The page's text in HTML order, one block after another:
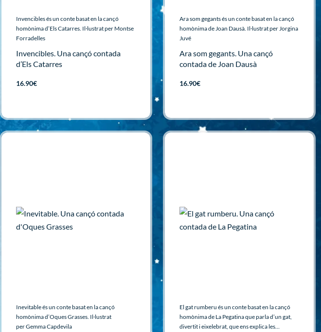
Invencibles és un conte basat en la cançó
homònima d’Els Catarres. Il·lustrat per Montse
Forradelles
Invencibles. Una cançó contada
d’Els Catarres
16.90€
Ara som gegants és un conte basat en la cançó
homònima de Joan Dausà. Il·lustrat per Jorgina
Juvé
Ara som gegants. Una cançó
contada de Joan Dausà
16.90€
Inevitable és un conte basat en la cançó
homònima d’Oques Grasses. Il·lustrat
per Gemma Capdevila
El gat rumberu és un conte basat en la cançó
homònima de La Pegatina que parla d’un gat,
divertit i eixelebrat, que ens explica les…